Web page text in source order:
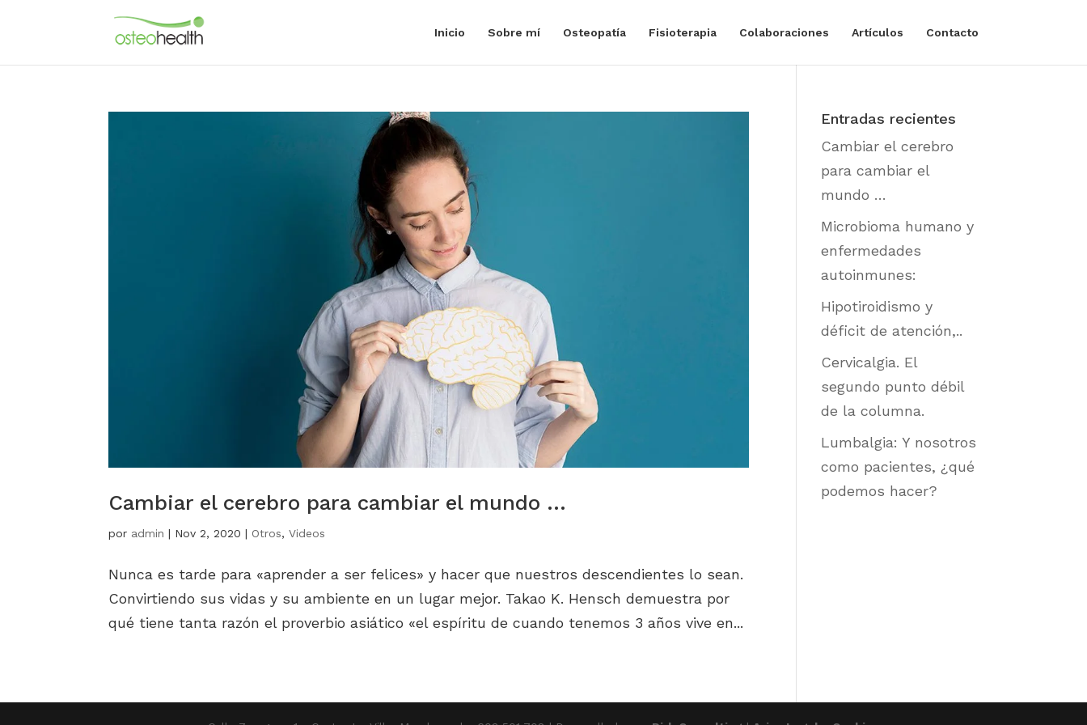
Inicio Sobre mí Osteopatía Fisioterapia Colaboraciones Artículos Contacto
Cambiar el cerebro para cambiar el mundo …
por admin | Nov 2, 2020 | Otros,Videos
Nunca es tarde para «aprender a ser felices» y hacer que nuestros descendientes lo sean.
Convirtiendo sus vidas y su ambiente en un lugar mejor. Takao K. Hensch demuestra por
qué tiene tanta razón el proverbio asiático «el espíritu de cuando tenemos 3 años vive en...
Entradas recientes
Cambiar el cerebro
para cambiar el
mundo …
Microbioma humano y
enfermedades
autoinmunes:
Hipotiroidismo y
déficit de atención,..
Cervicalgia. El
segundo punto débil
de la columna.
Lumbalgia: Y nosotros
como pacientes, ¿qué
podemos hacer?